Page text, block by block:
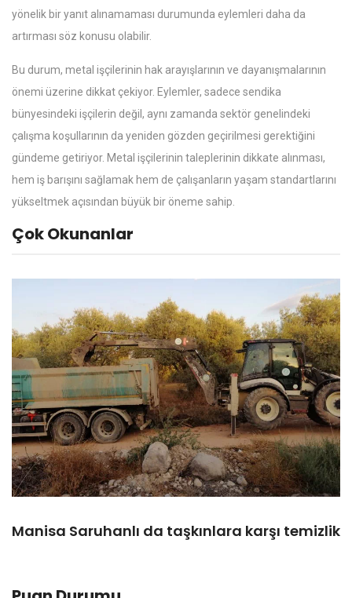
yönelik bir yanıt alınamaması durumunda eylemleri daha da
artırması söz konusu olabilir.
Bu durum, metal işçilerinin hak arayışlarının ve dayanışmalarının
önemi üzerine dikkat çekiyor. Eylemler, sadece sendika
bünyesindeki işçilerin değil, aynı zamanda sektör genelindeki
çalışma koşullarının da yeniden gözden geçirilmesi gerektiğini
gündeme getiriyor. Metal işçilerinin taleplerinin dikkate alınması,
hem iş barışını sağlamak hem de çalışanların yaşam standartlarını
yükseltmek açısından büyük bir öneme sahip.
Çok Okunanlar
Manisa Saruhanlı da taşkınlara karşı temizlik